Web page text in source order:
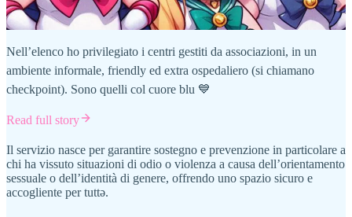
Nell’elenco ho privilegiato i centri gestiti da associazioni, in un
ambiente informale, friendly ed extra ospedaliero (si chiamano
checkpoint). Sono quelli col cuore blu 💙
Read full story
Il servizio nasce per garantire sostegno e prevenzione in particolare a
chi ha vissuto situazioni di odio o violenza a causa dell’orientamento
sessuale o dell’identità di genere, offrendo uno spazio sicuro e
accogliente per tuttə.